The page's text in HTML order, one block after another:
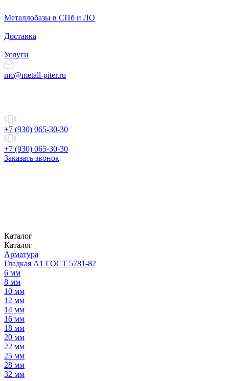
Металлобазы в СПб и ЛО
Доставка
Услуги
mc@metall-piter.ru
+7 (930) 065-30-30
+7 (930) 065-30-30
Заказать звонок
Каталог
Каталог
Арматура
Гладкая А1 ГОСТ 5781-82
6 мм
8 мм
10 мм
12 мм
14 мм
16 мм
18 мм
20 мм
22 мм
25 мм
28 мм
32 мм